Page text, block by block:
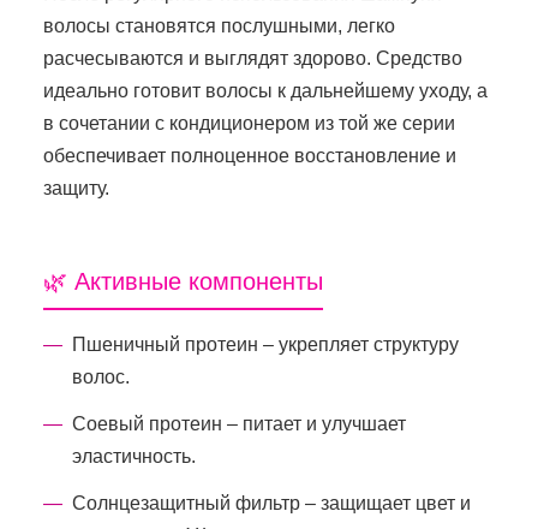
волосы становятся послушными, легко
расчесываются и выглядят здорово. Средство
идеально готовит волосы к дальнейшему уходу, а
в сочетании с кондиционером из той же серии
обеспечивает полноценное восстановление и
защиту.
🌿 Активные компоненты
Пшеничный протеин – укрепляет структуру
волос.
Соевый протеин – питает и улучшает
эластичность.
Солнцезащитный фильтр – защищает цвет и